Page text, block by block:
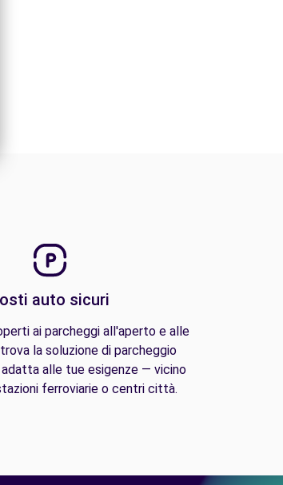
auto sicuri
ai parcheggi all'aperto e alle
la soluzione di parcheggio
alle tue esigenze — vicino
ferroviarie o centri città.